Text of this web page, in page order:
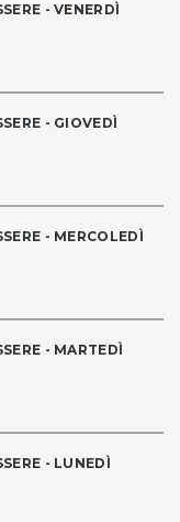
- VENERDÌ
- GIOVEDÌ
- MERCOLEDÌ
- MARTEDÌ
- LUNEDÌ